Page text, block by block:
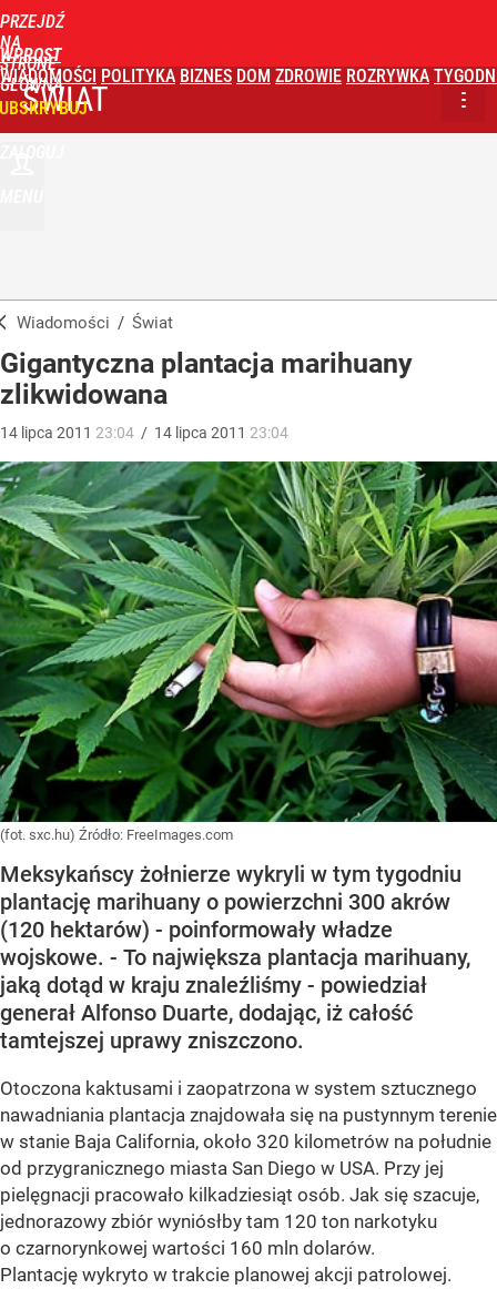
PRZEJDŹ
NA
STRONĘ
GŁÓWNĄ
WPROST
WIADOMOŚCI POLITYKA BIZNES DOM ZDROWIE ROZRYWKA
ŚWIAT
Wiadomości / Świat
Gigantyczna plantacja marihuany
zlikwidowana
14 lipca 2011 23:04 / 14 lipca 2011 23:04
(fot. sxc.hu) Źródło: FreeImages.com
Meksykańscy żołnierze wykryli w tym tygodniu
plantację marihuany o powierzchni 300 akrów
(120 hektarów) - poinformowały władze
wojskowe. - To największa plantacja marihuany,
jaką dotąd w kraju znaleźliśmy - powiedział
generał Alfonso Duarte, dodając, iż całość
tamtejszej uprawy zniszczono.
Otoczona kaktusami i zaopatrzona w system sztucznego
nawadniania plantacja znajdowała się na pustynnym terenie
w stanie Baja California, około 320 kilometrów na południe
od przygranicznego miasta San Diego w USA. Przy jej
pielęgnacji pracowało kilkadziesiąt osób. Jak się szacuje,
jednorazowy zbiór wyniósłby tam 120 ton narkotyku
o czarnorynkowej wartości 160 mln dolarów.
Plantację wykryto w trakcie planowej akcji patrolowej.